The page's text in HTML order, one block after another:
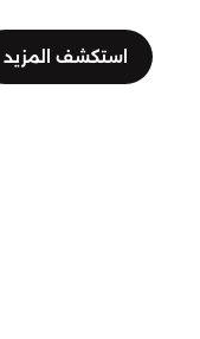
استكشف المزيد